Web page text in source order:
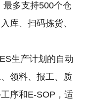
最多支持500个仓
库、扫码拣货、
生产计划的自动
领料、报工、质
序和E-SOP，适